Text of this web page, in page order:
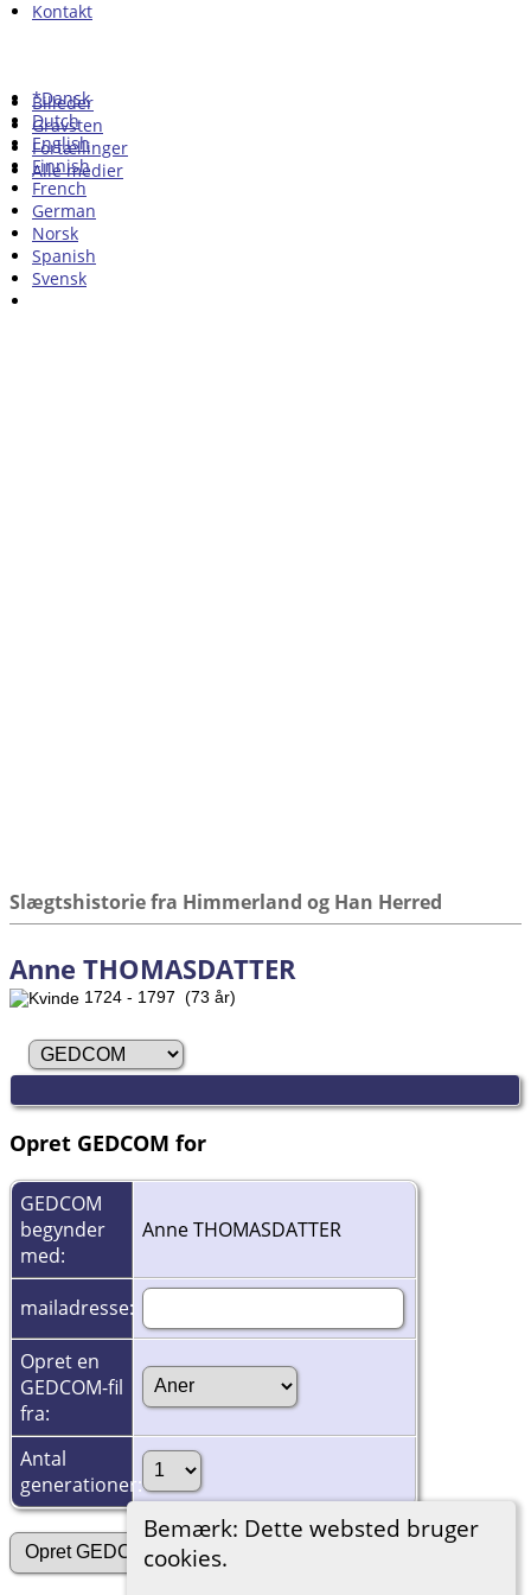
Billeder
Gravsten
Fortællinger
Alle medier
Kontakt
*Dansk
Dutch
English
Finnish
French
German
Norsk
Spanish
Svensk
Slægtshistorie fra Himmerland og Han Herred
Bemærk: Dette websted bruger
cookies.
Anne THOMASDATTER
1724 - 1797 (73 år)
Opret GEDCOM for
GEDCOM
begynder
med:
Anne THOMASDATTER
mailadresse:
Opret en
GEDCOM-fil
fra:
Antal
generationer: